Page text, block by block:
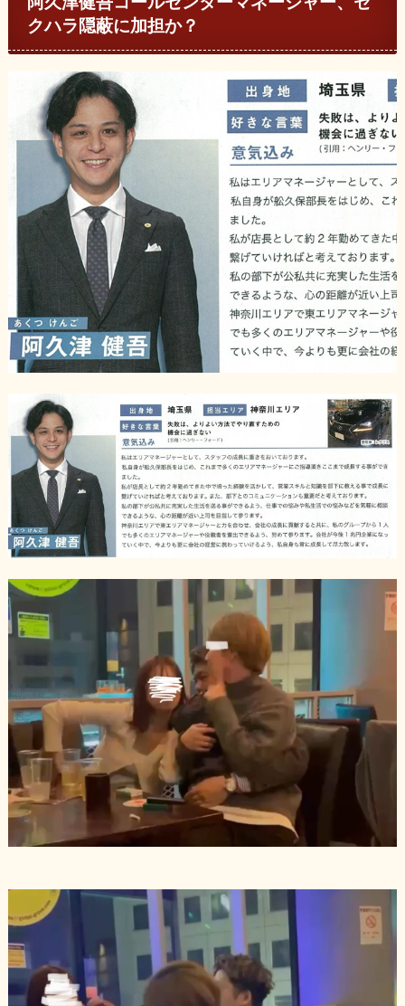
クハラ隠蔽に加担か？